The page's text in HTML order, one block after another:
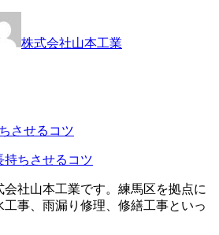
株式会社山本工業
持ちさせるコツ
会社山本工業です。練馬区を拠点に
工事、雨漏り修理、修繕工事といっ